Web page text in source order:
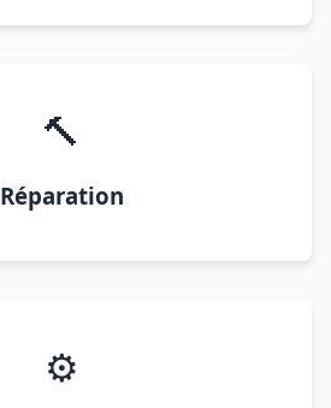
🔨
Réparation
⚙️